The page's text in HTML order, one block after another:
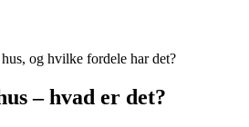
og hvilke fordele har det?
– hvad er det?